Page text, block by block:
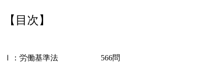
【目次】
Ⅰ：労働基準法 566問